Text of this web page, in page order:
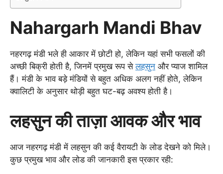
Nahargarh Mandi Bhav
नहरगढ़ मंडी भले ही आकार में छोटी हो, लेकिन यहां सभी फसलों की
अच्छी बिक्री होती है, जिनमें प्रमुख रूप सेलहसुन और प्याज शामिल
हैं। मंडी के भाव बड़े मंडियों से बहुत अधिक अलग नहीं होते, लेकिन
क्वालिटी के अनुसार थोड़ी बहुत घट-बढ़ अवश्य होती है।
लहसुन की ताज़ा आवक और भाव
आज नहरगढ़ मंडी में लहसुन की कई वैरायटी के लोड देखने को मिले।
कुछ प्रमुख भाव और लोड की जानकारी इस प्रकार रही: